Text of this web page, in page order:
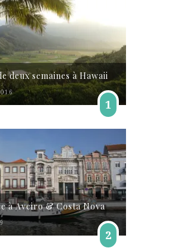
deux semaines à Hawaii
1
à Aveiro & Costa Nova
2